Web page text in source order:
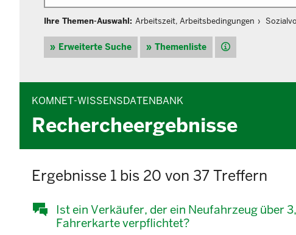
Ihre Themen-Auswahl: Arbeitszeit, Arbeitsbedingungen
Erweiterte Suche Themenliste Hilfe
KOMNET-WISSENSDATENBANK
Rechercheergebnisse
Ergebnisse 1 bis 20 von 37 Treffern
Ist ein Verkäufer, der ein Neufahrzeug über
Fahrerkarte verpflichtet?